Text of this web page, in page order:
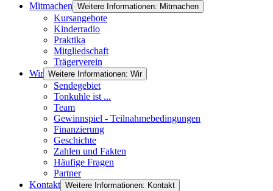
Mitmachen Weitere Informationen: Mitmachen
Kursangebote
Kinderradio
Praktika
Mitgliedschaft
Trägerverein
Wir Weitere Informationen: Wir
Sendegebiet
Tonkuhle ist ...
Team
Gewinnspiel - Teilnahmebedingungen
Finanzierung
Geschichte
Zahlen und Fakten
Häufige Fragen
Partner
Kontakt Weitere Informationen: Kontakt